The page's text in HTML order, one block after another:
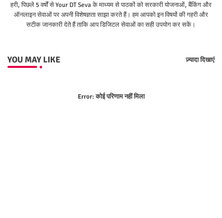
हरी, पिछले 5 वर्षों से Your DT Seva के माध्यम से पाठकों को सरकारी योजनाओं, बैंकिंग और
ऑनलाइन सेवाओं पर अपनी विशेषज्ञता साझा करते हैं। हम आपको इन विषयों की गहरी और
सटीक जानकारी देते हैं ताकि आप डिजिटल सेवाओं का सही उपयोग कर सकें।
YOU MAY LIKE ज़्यादा दिखाएं
Error:कोई परिणाम नहीं मिला